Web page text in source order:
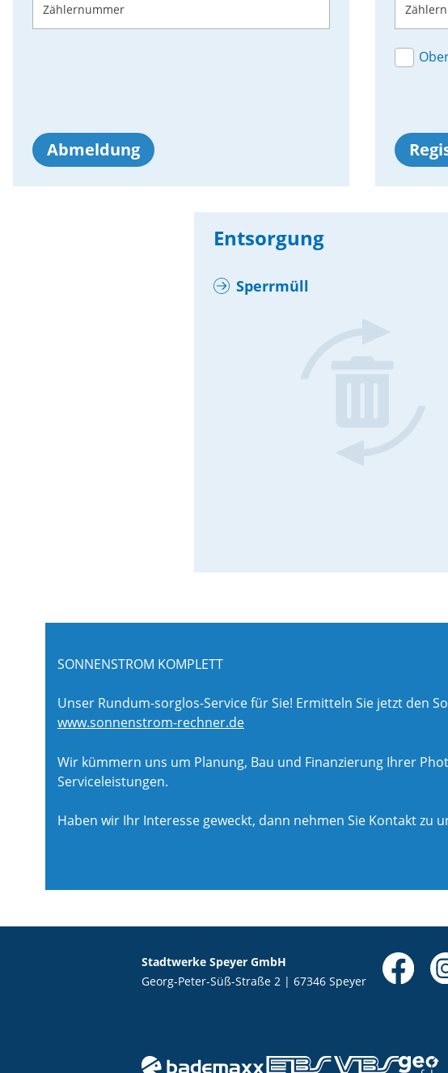
Zählernummer
Abmeldung
Entsorgung
Sperrmüll
SONNENSTROM KOMPLETT
Unser Rundum-sorglos-Service für Sie! Ermitteln Sie jetzt den
www.sonnenstrom-rechner.de
Wir kümmern uns um Planung, Bau und Finanzierung Ihrer
Serviceleistungen.
Haben wir Ihr Interesse geweckt, dann nehmen Sie Kontakt zu
Stadtwerke Speyer GmbH
Georg-Peter-Süß-Straße 2 | 67346 Speyer